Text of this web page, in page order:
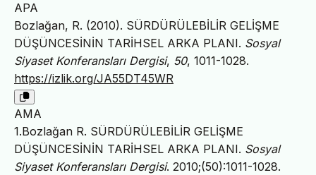
APA
Bozlağan, R. (2010). SÜRDÜRÜLEBİLİR GELİŞME
DÜŞÜNCESİNİN TARİHSEL ARKA PLANI. Sosyal
Siyaset Konferansları Dergisi, 50, 1011-1028.
https://izlik.org/JA55DT45WR
AMA
1.Bozlağan R. SÜRDÜRÜLEBİLİR GELİŞME
DÜŞÜNCESİNİN TARİHSEL ARKA PLANI. Sosyal
Siyaset Konferansları Dergisi. 2010;(50):1011-1028.